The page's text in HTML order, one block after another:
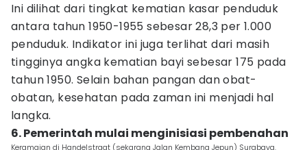
Ini dilihat dari tingkat kematian kasar penduduk
antara tahun 1950-1955 sebesar 28,3 per 1.000
penduduk. Indikator ini juga terlihat dari masih
tingginya angka kematian bayi sebesar 175 pada
tahun 1950. Selain bahan pangan dan obat-
obatan, kesehatan pada zaman ini menjadi hal
langka.
6. Pemerintah mulai menginisiasi pembenahan
Keramaian di Handelstraat (sekarang Jalan Kembang Jepun) Surabaya.